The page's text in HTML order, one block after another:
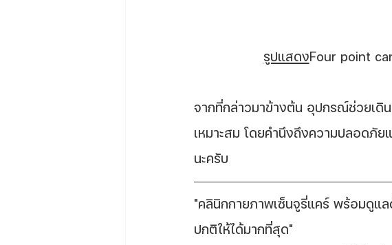
รูปแสดงFour point
จากที่กล่าวมาข้างต้น อุปกรณ์ช่วยเดิ
เหมาะสม โดยคำนึงถึงความปลอดภั
นะครับ
"คลินิกกายภาพเซ็นจูรี่แคร์ พร้อมดูแล
ปกติให้ได้มากที่สุด"